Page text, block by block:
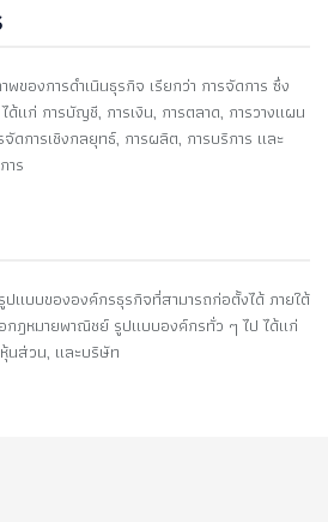
ของการดำเนินธุรกิจ เรียกว่า การจัดการ ซึ่ง
ด้แก่ การบัญชี, การเงิน, การตลาด, การวางแผน
ดการเชิงกลยุทธ์, การผลิต, การบริการ และ
าร
แบบขององค์กรธุรกิจที่สามารถก่อตั้งได้ ภายใต้
กฎหมายพาณิชย์ รูปแบบองค์กรทั่ว ๆ ไป ได้แก่
หุ้นส่วน, และบริษัท